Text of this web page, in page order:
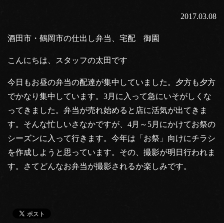
2017.03.08
酒田市・鶴岡市の仕出し弁当、宅配 御園
こんにちは、スタッフの太田です
今日もお昼の弁当の配達が集中していました。夕方も夕方
でかなり集中しています。3月に入って急にいそがしくな
ってきました。弁当が売れ始めると店に活気が出てきま
す。そんな忙しいさなかですが、4月～5月にかけてお祭の
シーズンに入って行きます。今年は「お祭」向けにチラシ
を作成しようと思っています。その、撮影が明日行われま
す。さてどんなお弁当が撮影されるか楽しみです。